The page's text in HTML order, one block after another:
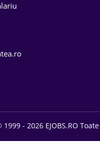
1999 - 2026 EJOBS.RO